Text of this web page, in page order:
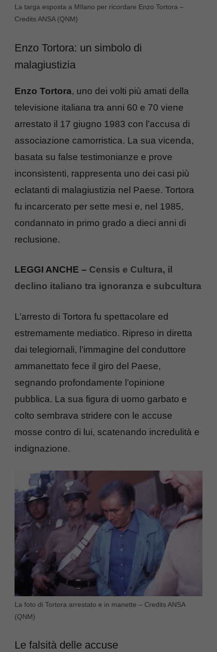
La targa esposta a MIlano per ricordare Enzo Tortora –
Credits ANSA (QNM)
Enzo Tortora: un simbolo di
malagiustizia
Enzo Tortora, uno dei volti più amati della
televisione italiana tra anni 60 e 70 viene
arrestato il 17 giugno 1983 con l’accusa di
associazione camorristica. La sua vicenda,
basata su false testimonianze e prove
inconsistenti, rappresenta uno dei casi più
eclatanti di malagiustizia nel Paese. Tortora
fu incarcerato per sette mesi e, nel 1985,
condannato in primo grado a dieci anni di
reclusione.
LEGGI ANCHE – Censis e Cultura, il
declino italiano tra ignoranza e subcultura
L’arresto di Tortora fu spettacolare ed
estremamente mediatico. Ripreso in diretta
dai telegiornali, l’immagine del conduttore
ammanettato fece il giro del Paese,
segnando profondamente l’opinione
pubblica. La sua figura di uomo garbato e
colto sembrava stridere con le accuse
mosse contro di lui, scatenando incredulità e
indignazione.
La foto di Tortora arrestato e in manette – Credits ANSA
(QNM)
Le falsità delle accuse